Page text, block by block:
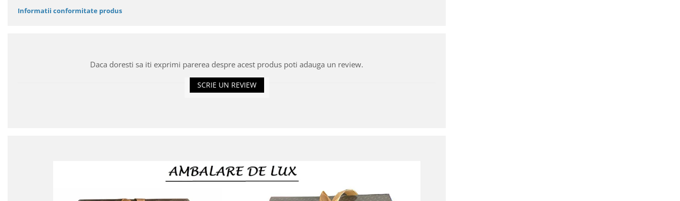
Informatii conformitate produs
Daca doresti sa iti exprimi parerea despre acest produs poti adauga un review.
SCRIE UN REVIEW